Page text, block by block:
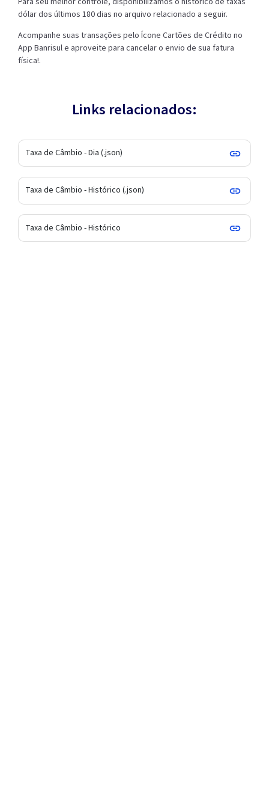
dólar dos últimos 180 dias no arquivo relacionado a seguir.
Acompanhe suas transações pelo Ícone Cartões de Crédito no
App Banrisul e aproveite para cancelar o envio de sua fatura
física!.
Links relacionados:
Taxa de Câmbio - Dia (.json)
Taxa de Câmbio - Histórico (.json)
Taxa de Câmbio - Histórico